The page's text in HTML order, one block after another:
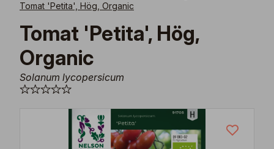
Tomat 'Petita', Hög, Organic
Tomat 'Petita', Hög,
Organic
Solanum lycopersicum